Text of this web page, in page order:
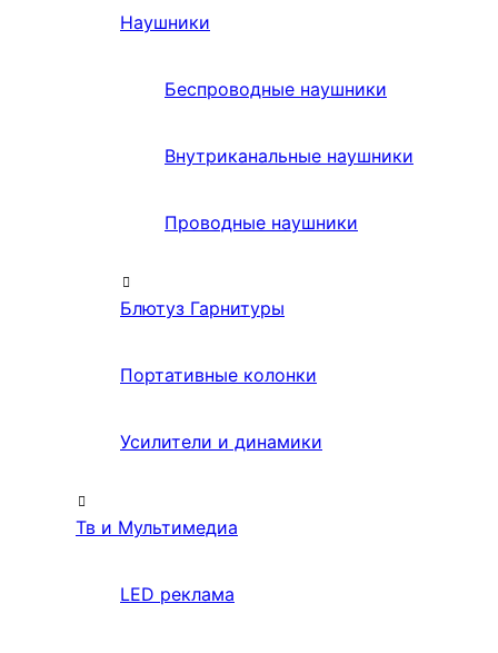
Наушники
Беспроводные наушники
Внутриканальные наушники
Проводные наушники
Блютуз Гарнитуры
Портативные колонки
Усилители и динамики
Тв и Мультимедиа
LED реклама